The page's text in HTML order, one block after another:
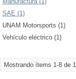
SAE (1)
UNAM Motorsports (1)
Vehículo eléctrico (1)
Mostrando ítems 1-8 de 1